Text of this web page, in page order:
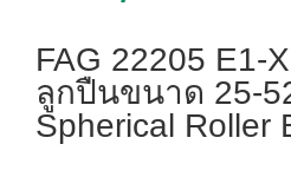
FAG 22205 E1-
ลูกปืนขนาด 25-
Spherical Roller